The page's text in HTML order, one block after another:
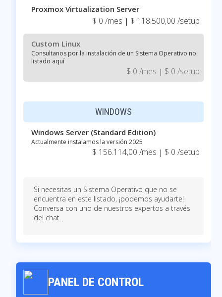
Proxmox Virtualization Server
$ 0 /mes | $ 118.500,00 /setup
Custom Linux
Consultanos por la instalación de un Sistema Operativo no
listado aquí
$ 0 /mes | $ 0 /setup
WINDOWS
Windows Server (Standard Edition)
Actualmente instalamos la versión 2025
$ 156.114,00 /mes | $ 0 /setup
Si necesitas un Sistema Operativo que no se
encuentra en este listado, ¡podemos ayudarte!
Conversa con uno de nuestros expertos a través
del chat.
PANEL DE CONTROL